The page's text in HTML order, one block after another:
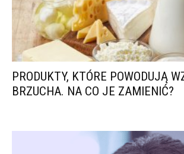
PRODUKTY, KTÓRE POWODUJĄ
BRZUCHA. NA CO JE ZAMIENIĆ?